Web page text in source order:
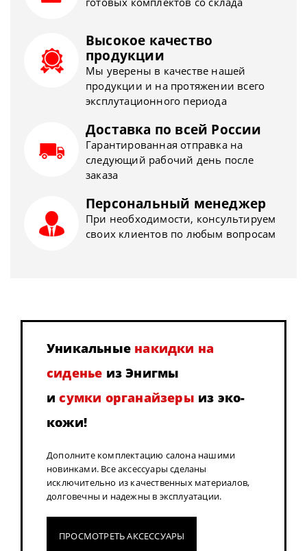
Высокое качество
продукции
Мы уверены в качестве нашей
продукции и на протяжении всего
эксплутационного периода
Доставка по всей России
Гарантированная отправка на
следующий рабочий день после
заказа
Персональный менеджер
При необходимости, консультируем
своих клиентов по любым вопросам
Уникальные накидки на
сиденье из Энигмы
исумки органайзеры из эко-
кожи!
Дополните комплектацию салона нашими
новинками. Все аксессуары сделаны
исключительно из качественных материалов,
долговечны и надежны в эксплуатации.
ПРОСМОТРЕТЬ АКСЕССУАРЫ